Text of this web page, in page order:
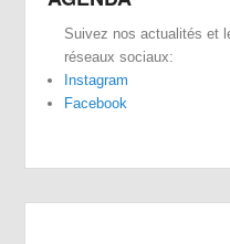
Suivez nos actualités et
réseaux sociaux:
Instagram
Facebook